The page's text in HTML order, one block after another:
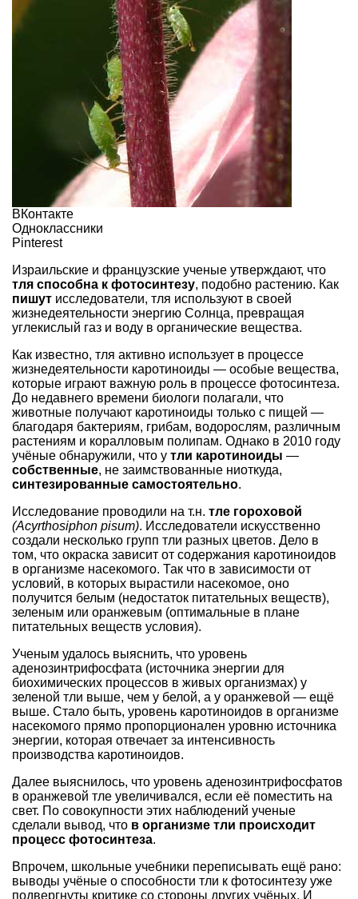
ВКонтакте
Одноклассники
Pinterest
Израильские и французские ученые утверждают, что
тля способна к фотосинтезу, подобно растению. Как
пишут исследователи, тля используют в своей
жизнедеятельности энергию Солнца, превращая
углекислый газ и воду в органические вещества.
Как известно, тля активно использует в процессе
жизнедеятельности каротиноиды — особые вещества,
которые играют важную роль в процессе фотосинтеза.
До недавнего времени биологи полагали, что
животные получают каротиноиды только с пищей —
благодаря бактериям, грибам, водорослям, различным
растениям и коралловым полипам. Однако в 2010 году
учёные обнаружили, что у тли каротиноиды —
собственные, не заимствованные ниоткуда,
синтезированные самостоятельно.
Исследование проводили на т.н. тле гороховой
(Acyrthosiphon pisum). Исследователи искусственно
создали несколько групп тли разных цветов. Дело в
том, что окраска зависит от содержания каротиноидов
в организме насекомого. Так что в зависимости от
условий, в которых вырастили насекомое, оно
получится белым (недостаток питательных веществ),
зеленым или оранжевым (оптимальные в плане
питательных веществ условия).
Ученым удалось выяснить, что уровень
аденозинтрифосфата (источника энергии для
биохимических процессов в живых организмах) у
зеленой тли выше, чем у белой, а у оранжевой — ещё
выше. Стало быть, уровень каротиноидов в организме
насекомого прямо пропорционален уровню источника
энергии, которая отвечает за интенсивность
производства каротиноидов.
Далее выяснилось, что уровень аденозинтрифосфатов
в оранжевой тле увеличивался, если её поместить на
свет. По совокупности этих наблюдений ученые
сделали вывод, что в организме тли происходит
процесс фотосинтеза.
Впрочем, школьные учебники переписывать ещё рано:
выводы учёные о способности тли к фотосинтезу уже
подвергнуты критике со стороны других учёных. И